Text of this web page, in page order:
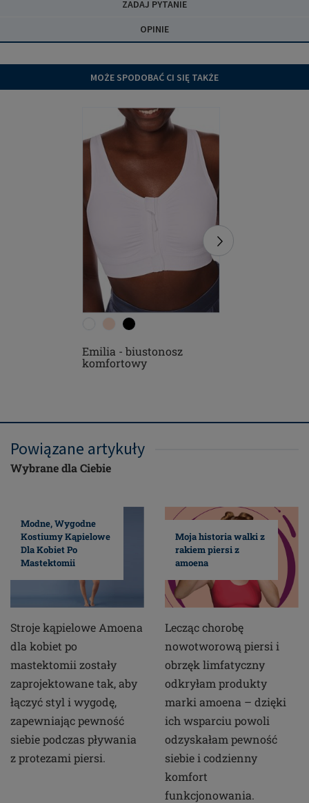
ZADAJ PYTANIE
OPINIE
MOŻE SPODOBAĆ CI SIĘ TAKŻE
Emilia - biustonosz
komfortowy
Powiązane artykuły
Wybrane dla Ciebie
Modne, Wygodne
Kostiumy Kąpielowe
Dla Kobiet Po
Mastektomii
Stroje kąpielowe Amoena
dla kobiet po
mastektomii zostały
zaprojektowane tak, aby
łączyć styl i wygodę,
zapewniając pewność
siebie podczas pływania
z protezami piersi.
Moja historia walki z
rakiem piersi z
amoena
Lecząc chorobę
nowotworową piersi i
obrzęk limfatyczny
odkryłam produkty
marki amoena – dzięki
ich wsparciu powoli
odzyskałam pewność
siebie i codzienny
komfort
funkcjonowania.